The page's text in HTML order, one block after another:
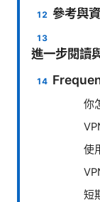
參考與
進一步閱讀
你
使
短